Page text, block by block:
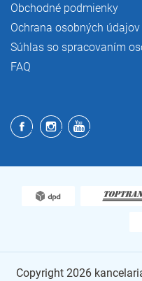
Obchodné podmienky
Ochrana osobných údajov
Súhlas so spracovaním
FAQ
Copyright 2026